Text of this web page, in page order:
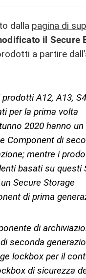
dalla pagina di
il Secure
a partire
A12, A13,
per la prima volta
2020 hanno un
Component di
mentre i
basati su questi
Secure Storage
di prima
di
seconda
lockbox per il
di sicurezza